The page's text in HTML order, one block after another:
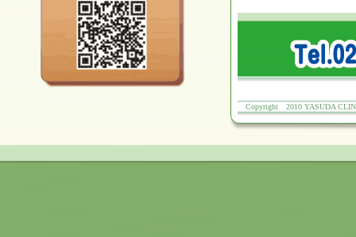
Copyright 2010 YASUDA